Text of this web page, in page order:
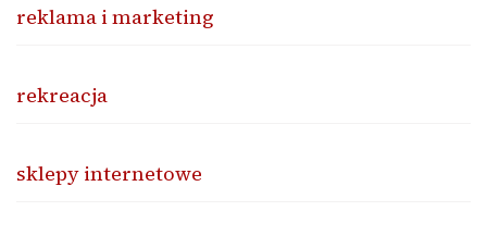
reklama i marketing
rekreacja
sklepy internetowe